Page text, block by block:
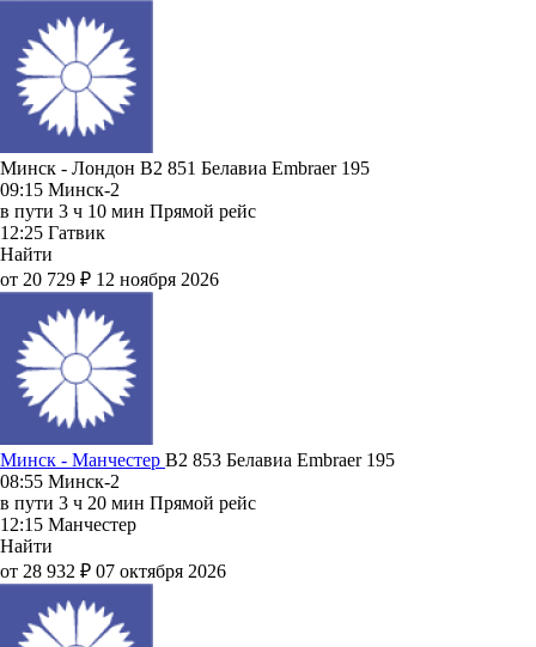
Минск - Лондон B2 851 Белавиа Embraer 195
09:15 Минск-2
в пути 3 ч 10 мин Прямой рейс
12:25 Гатвик
Найти
от 20 729 ₽ 12 ноября 2026
Минск - Манчестер B2 853 Белавиа Embraer 195
08:55 Минск-2
в пути 3 ч 20 мин Прямой рейс
12:15 Манчестер
Найти
от 28 932 ₽ 07 октября 2026